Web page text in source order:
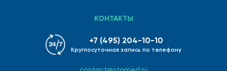
КОНТАКТЫ
+7 (495) 204-10-10
Круглосуточная запись по телефону